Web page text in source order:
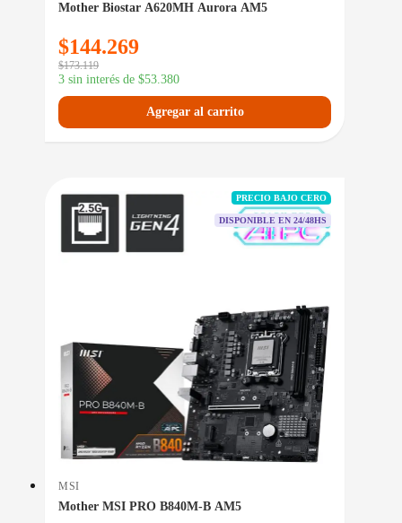
Mother Biostar A620MH Aurora AM5
$144.269
$173.119
3 sin interés de $53.380
Agregar al carrito
PRECIO BAJO CERO
DISPONIBLE EN 24/48HS
MSI
Mother MSI PRO B840M-B AM5